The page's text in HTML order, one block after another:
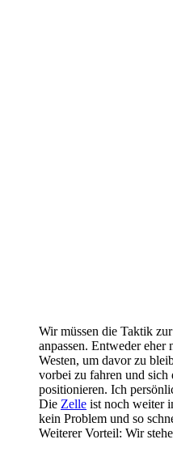
Wir müssen die Taktik
anpassen. Entweder eher
Westen, um davor zu
vorbei zu fahren und sich
positionieren. Ich
Die Zelle ist noch weiter
kein Problem und so
Weiterer Vorteil: Wir